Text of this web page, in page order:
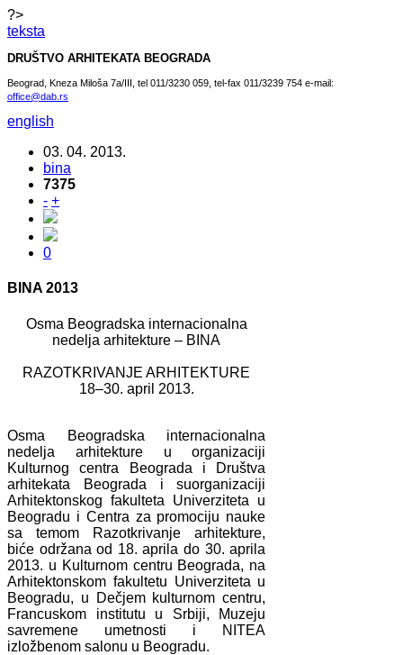
?>
teksta
DRUŠTVO ARHITEKATA BEOGRADA
Beograd, Kneza Miloša 7a/III, tel 011/3230 059, tel-fax 011/3239 754 e-mail:
office@dab.rs
english
03. 04. 2013.
bina
7375
- +
0
BINA 2013
Osma Beogradska internacionalna
nedelja arhitekture – BINA
RAZOTKRIVANJE ARHITEKTURE
18–30. april 2013.
Osma Beogradska internacionalna
nedelja arhitekture u organizaciji
Kulturnog centra Beograda i Društva
arhitekata Beograda i suorganizaciji
Arhitektonskog fakulteta Univerziteta u
Beogradu i Centra za promociju nauke
sa temom Razotkrivanje arhitekture,
biće održana od 18. aprila do 30. aprila
2013. u Kulturnom centru Beograda, na
Arhitektonskom fakultetu Univerziteta u
Beogradu, u Dečjem kulturnom centru,
Francuskom institutu u Srbiji, Muzeju
savremene umetnosti i NITEA
izložbenom salonu u Beogradu.